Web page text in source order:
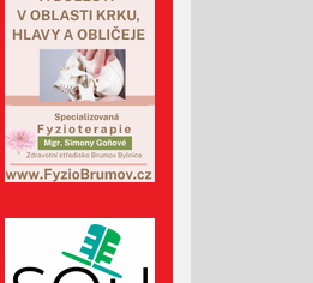
Říjen 2023
Září 2023
Srpen 2023
Červenec 2023
Červen 2023
Duben 2023
Březen 2023